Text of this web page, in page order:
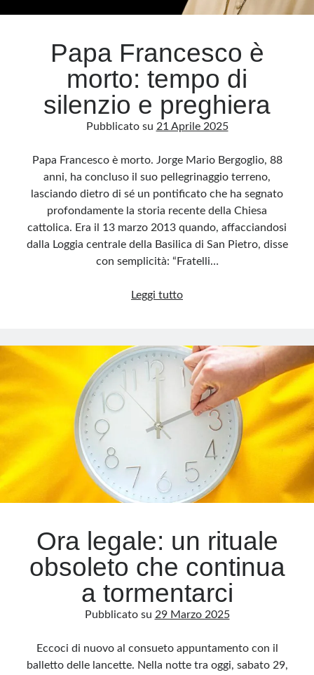
Papa Francesco è
morto: tempo di
silenzio e preghiera
Pubblicato su 21 Aprile 2025
Papa Francesco è morto. Jorge Mario Bergoglio, 88
anni, ha concluso il suo pellegrinaggio terreno,
lasciando dietro di sé un pontificato che ha segnato
profondamente la storia recente della Chiesa
cattolica. Era il 13 marzo 2013 quando, affacciandosi
dalla Loggia centrale della Basilica di San Pietro, disse
con semplicità: “Fratelli…
Leggi tuttoPapa
morto:
tempo
di
silenzio
e
preghiera
Ora legale: un rituale
obsoleto che continua
a tormentarci
Pubblicato su 29 Marzo 2025
Eccoci di nuovo al consueto appuntamento con il
balletto delle lancette. Nella notte tra oggi, sabato 29,